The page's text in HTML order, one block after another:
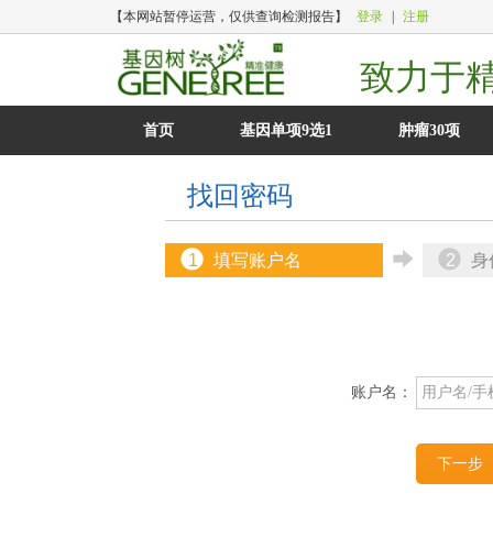
【本网站暂停运营，仅供查询检测报告】 登录 注册
致力于
首页 基因单项9选1 肿瘤30项
找回密码
P
1 填写账户名 ( P
2 身
账户名：
下一步